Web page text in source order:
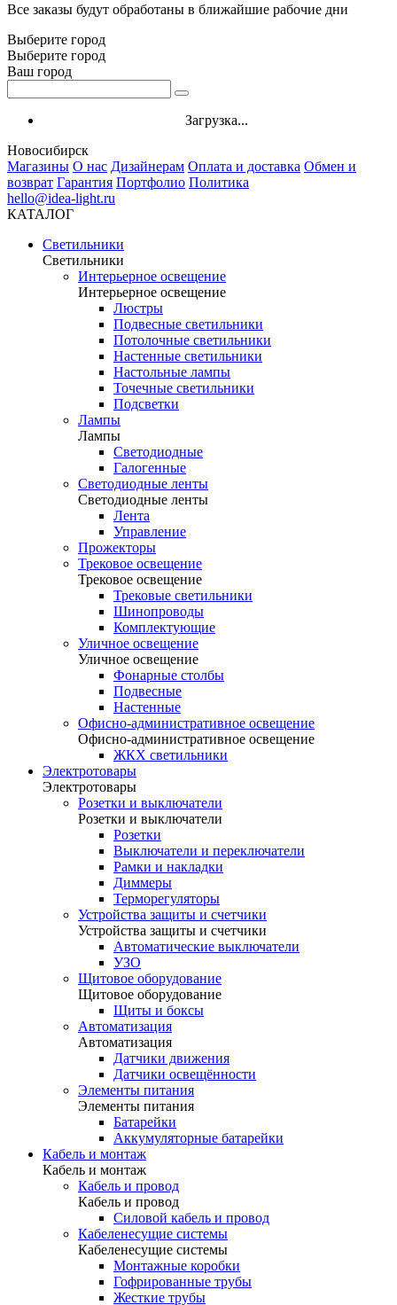
Все заказы будут обработаны в ближайшие рабочие дни
Выберите город
Выберите город
Ваш город
Загрузка...
Новосибирск
Магазины О нас Дизайнерам Оплата и доставка Обмен и
возврат Гарантия Портфолио Политика
hello@idea-light.ru
КАТАЛОГ
Светильники
Светильники
Интерьерное освещение
Интерьерное освещение
Люстры
Подвесные светильники
Потолочные светильники
Настенные светильники
Настольные лампы
Точечные светильники
Подсветки
Лампы
Лампы
Светодиодные
Галогенные
Светодиодные ленты
Светодиодные ленты
Лента
Управление
Прожекторы
Трековое освещение
Трековое освещение
Трековые светильники
Шинопроводы
Комплектующие
Уличное освещение
Уличное освещение
Фонарные столбы
Подвесные
Настенные
Офисно-административное освещение
Офисно-административное освещение
ЖКХ светильники
Электротовары
Электротовары
Розетки и выключатели
Розетки и выключатели
Розетки
Выключатели и переключатели
Рамки и накладки
Диммеры
Терморегуляторы
Устройства защиты и счетчики
Устройства защиты и счетчики
Автоматические выключатели
УЗО
Щитовое оборудование
Щитовое оборудование
Щиты и боксы
Автоматизация
Автоматизация
Датчики движения
Датчики освещённости
Элементы питания
Элементы питания
Батарейки
Аккумуляторные батарейки
Кабель и монтаж
Кабель и монтаж
Кабель и провод
Кабель и провод
Силовой кабель и провод
Кабеленесущие системы
Кабеленесущие системы
Монтажные коробки
Гофрированные трубы
Жесткие трубы